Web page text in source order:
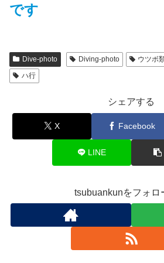
です
Dive-photo Diving-photo ウツボ
ハ行
シェアする
X Facebook
LINE
tsubuankunをフォロ